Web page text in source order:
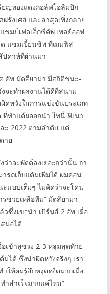
ยญทองแดงกอล์ฟโอลิมปิก
ฝรั่งเศส และล่าสุดเพิ่งกลาย
ชมป์เฟดเอ็กซ์คัพ เพลย์ออฟ
แชมเปี้ยนชิพ ที่เมมฟิส
ปดาห์ที่ผ่านมา
คัพ มัตสึยาม่า มีสถิติชนะ-
งจะทำผลงานได้ดีที่สนาม
ดหวังในการแข่งขันประเภท
ที่ทำแต้มออกนำ โทนี่ ฟิเนา
ะ 2022 ตามลำดับ แต่
าย
ว่าจะพัตต์ลงเยอะกว่านั้น กา
รถเก็บแต้มเพิ่มได้ ผมค่อน
ะแบบเต็มๆ ไม่คิดว่าจะโดน
ช่วยเหลือทีม” มัตสึยาม่า
วซึ่งเขานำ เบิร์นส์ 2 อัพ เมื่อ
มอได้
เข้าสู่ช่วง 2-3 หลุมสุดท้าย
ได้ ซึ่งน่าผิดหวังจริงๆ เรา
ให้ผมรู้สึกหงุดหงิดมากเมื่อ
ำสำเร็จมากแค่ไหน”